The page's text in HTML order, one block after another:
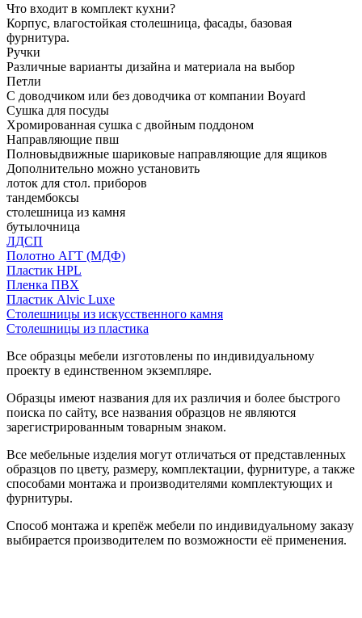
Что входит в комплект кухни?
Корпус, влагостойкая столешница, фасады, базовая
фурнитура.
Ручки
Различные варианты дизайна и материала на выбор
Петли
С доводчиком или без доводчика от компании Boyard
Сушка для посуды
Хромированная сушка с двойным поддоном
Направляющие пвш
Полновыдвижные шариковые направляющие для ящиков
Дополнительно можно установить
лоток для стол. приборов
тандембоксы
столешница из камня
бутылочница
ЛДСП
Полотно АГТ (МДФ)
Пластик HPL
Пленка ПВХ
Пластик Alvic Luxe
Столешницы из искусственного камня
Столешницы из пластика
Все образцы мебели изготовлены по индивидуальному
проекту в единственном экземпляре.
Образцы имеют названия для их различия и более быстрого
поиска по сайту, все названия образцов не являются
зарегистрированным товарным знаком.
Все мебельные изделия могут отличаться от представленных
образцов по цвету, размеру, комплектации, фурнитуре, а также
способами монтажа и производителями комплектующих и
фурнитуры.
Способ монтажа и крепёж мебели по индивидуальному заказу
выбирается производителем по возможности её применения.